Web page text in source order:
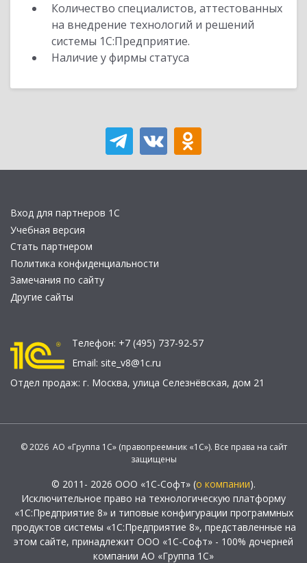
Количество специалистов, аттестованных
на внедрение технологий и решений
системы 1С:Предприятие.
Наличие у фирмы статуса
Вход для партнеров 1С
Учебная версия
Стать партнером
Политика конфиденциальности
Замечания по сайту
Другие сайты
Телефон: +7 (495) 737-92-57
Email: site_v8@1c.ru
Отдел продаж: г. Москва, улица Селезнёвская, дом 21
© 2026 АО «Группа 1С» (правопреемник «1С»). Все права на сайт
защищены
© 2011- 2026 ООО «1С-Софт» (о компании).
Исключительное право на технологическую платформу
«1С:Предприятие 8» и типовые конфигурации программных
продуктов системы «1С:Предприятие 8», представленные на
этом сайте, принадлежит ООО «1С-Софт» - 100% дочерней
компании АО «Группа 1С»